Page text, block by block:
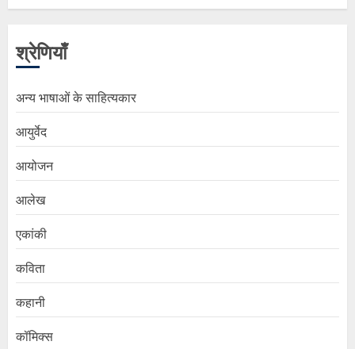
श्रेणियाँ
अन्य भाषाओं के साहित्यकार
आयुर्वेद
आयोजन
आलेख
एकांकी
कविता
कहानी
कॉमिक्स